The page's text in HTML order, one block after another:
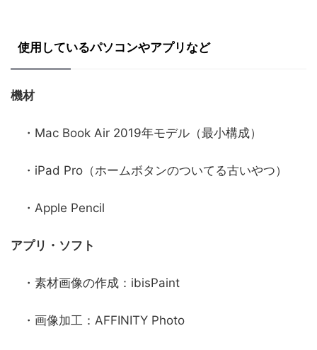
使用しているパソコンやアプリなど
機材
・Mac Book Air 2019年モデル（最小構成）
・iPad Pro（ホームボタンのついてる古いやつ）
・Apple Pencil
アプリ・ソフト
・素材画像の作成：ibisPaint
・画像加工：AFFINITY Photo